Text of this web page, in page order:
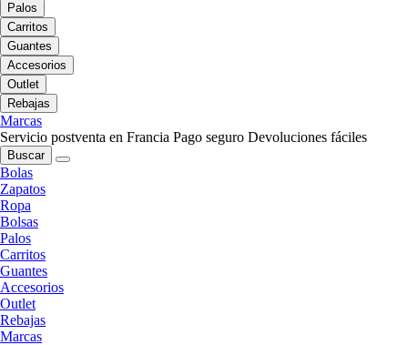
Palos
Carritos
Guantes
Accesorios
Outlet
Rebajas
Marcas
Servicio postventa en Francia Pago seguro Devoluciones fáciles
Buscar
Bolas
Zapatos
Ropa
Bolsas
Palos
Carritos
Guantes
Accesorios
Outlet
Rebajas
Marcas